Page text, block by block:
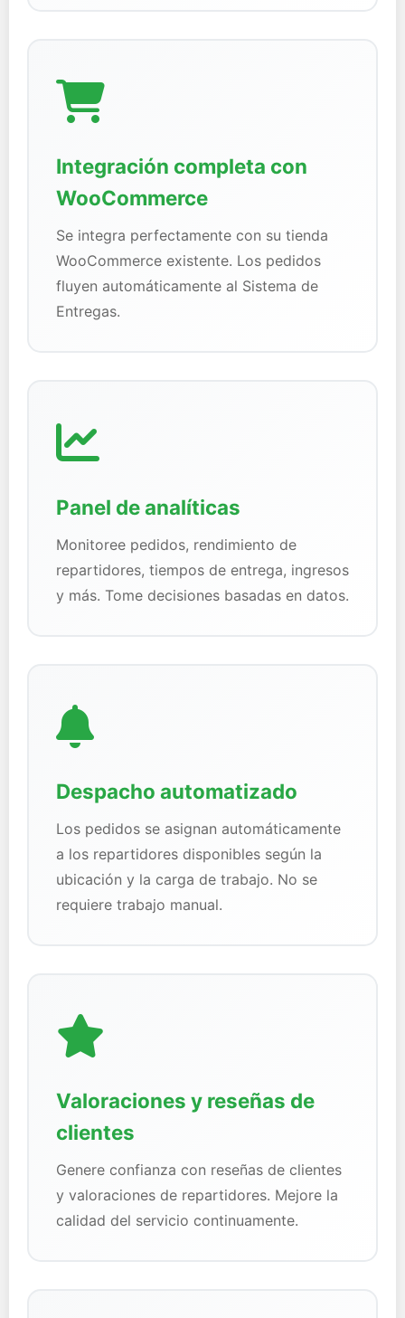
Integración completa con
WooCommerce
Se integra perfectamente con su tienda
WooCommerce existente. Los pedidos
fluyen automáticamente al Sistema de
Entregas.
Panel de analíticas
Monitoree pedidos, rendimiento de
repartidores, tiempos de entrega, ingresos
y más. Tome decisiones basadas en datos.
Despacho automatizado
Los pedidos se asignan automáticamente
a los repartidores disponibles según la
ubicación y la carga de trabajo. No se
requiere trabajo manual.
Valoraciones y reseñas de
clientes
Genere confianza con reseñas de clientes
y valoraciones de repartidores. Mejore la
calidad del servicio continuamente.